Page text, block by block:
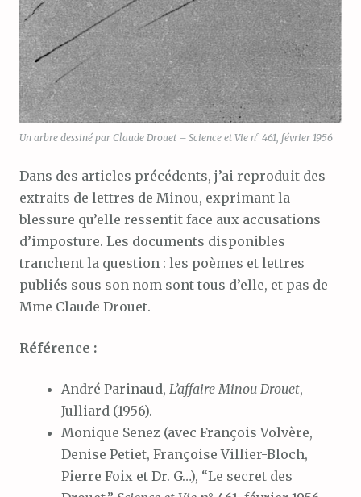
Un arbre dessiné par Claude Drouet – Science et Vie n° 461, février 1956
Dans des articles précédents, j’ai reproduit des
extraits de lettres de Minou, exprimant la
blessure qu’elle ressentit face aux accusations
d’imposture. Les documents disponibles
tranchent la question : les poèmes et lettres
publiés sous son nom sont tous d’elle, et pas de
Mme Claude Drouet.
Référence :
André Parinaud, L’affaire Minou Drouet,
Julliard (1956).
Monique Senez (avec François Volvère,
Denise Petiet, Françoise Villier-Bloch,
Pierre Foix et Dr. G…), “Le secret des